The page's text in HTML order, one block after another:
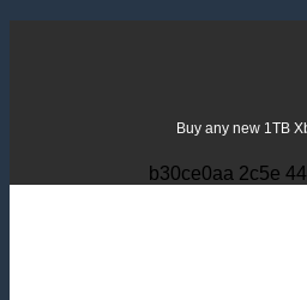
Buy any new 1TB